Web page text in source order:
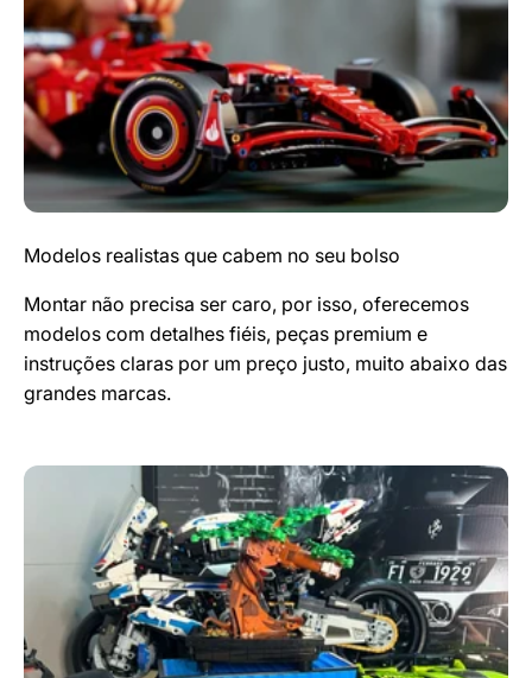
Modelos realistas que cabem no seu bolso
Montar não precisa ser caro, por isso, oferecemos
modelos com detalhes fiéis, peças premium e
instruções claras por um preço justo, muito abaixo das
grandes marcas.